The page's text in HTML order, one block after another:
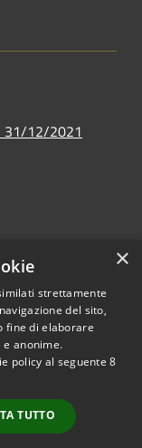
31/12/2021
© 2026 • Comune di
•
Accesso
redazione
×
strettamente
del sito,
fine di elaborare
anonime.
policy al seguente8
TUTTO